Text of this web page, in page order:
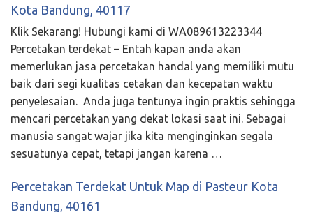
Kota Bandung, 40117
Klik Sekarang! Hubungi kami di WA089613223344
Percetakan terdekat – Entah kapan anda akan
memerlukan jasa percetakan handal yang memiliki mutu
baik dari segi kualitas cetakan dan kecepatan waktu
penyelesaian. Anda juga tentunya ingin praktis sehingga
mencari percetakan yang dekat lokasi saat ini. Sebagai
manusia sangat wajar jika kita menginginkan segala
sesuatunya cepat, tetapi jangan karena …
Percetakan Terdekat Untuk Map di Pasteur Kota
Bandung, 40161